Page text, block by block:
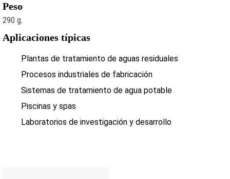
Peso
290 g.
Aplicaciones típicas
Plantas de tratamiento de aguas residuales
Procesos industriales de fabricación
Sistemas de tratamiento de agua potable
Piscinas y spas
Laboratorios de investigación y desarrollo